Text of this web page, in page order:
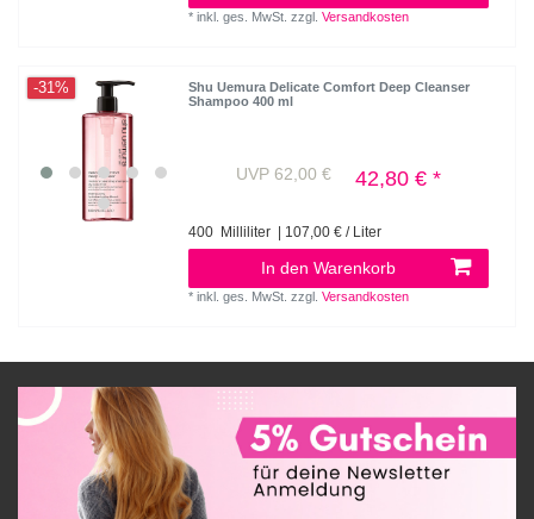
*inkl. ges. MwSt. zzgl.Versandkosten
-31%
Shu Uemura Delicate Comfort Deep Cleanser
Shampoo 400 ml
UVP 62,00 € 42,80 € *
400 Milliliter | 107,00 € / Liter
In den Warenkorb
*inkl. ges. MwSt. zzgl.Versandkosten